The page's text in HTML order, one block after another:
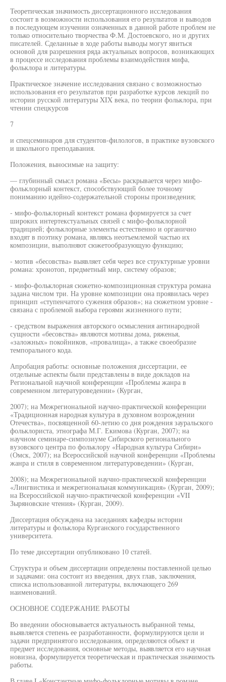
Теоретическая значимость диссертационного исследования
состоит в возможности использования его результатов и выводов
в последующем изучении означенных в данной работе проблем не
только относительно творчества Ф.М. Достоевского, но и других
писателей. Сделанные в ходе работы выводы могут явиться
основой для разрешения ряда актуальных вопросов, возникающих
в процессе исследования проблемы взаимодействия мифа,
фольклора и литературы.
Практическое значение исследования связано с возможностью
использования его результатов при разработке курсов лекций по
истории русской литературы XIX века, по теории фольклора, при
чтении спецкурсов
7
и спецсеминаров для студентов-филологов, в практике вузовского
и школьного преподавания.
Положения, выносимые на защиту:
— глубинный смысл романа «Бесы» раскрывается через мифо-
фольклорный контекст, способствующий более точному
пониманию идейно-содержательной стороны произведения;
- мифо-фольклорный контекст романа формируется за счет
широких интертекстуальных связей с мифо-фольклорной
традицией; фольклорные элементы естественно и органично
входят в поэтику романа, являясь неотъемлемой частью их
композиции, выполняют сюжетообразующую функцию;
- мотив «бесовства» выявляет себя через все структурные уровни
романа: хронотоп, предметный мир, систему образов;
- мифо-фольклорная сюжетно-композиционная структура романа
задана числом три. На уровне композиции она проявилась через
принцип «ступенчатого сужения образов»; на сюжетном уровне -
связана с проблемой выбора героями жизненного пути;
- средством выражения авторского осмысления антинародной
сущности «бесовства» являются мотивы дома, ряженья,
«заложных» покойников, «провалища», а также своеобразие
темпорального кода.
Апробация работы: основные положения диссертации, ее
отдельные аспекты были представлены в виде докладов на
Региональной научной конференции «Проблемы жанра в
современном литературоведении» (Курган,
2007); на Межрегиональной научно-практической конференции
«Традиционная народная культура в духовном возрождении
Отечества», посвященной 60-летию со дня рождения зауральского
фольклориста, этнографа М.Г. Екимова (Курган, 2007); на
научном семинаре-симпозиуме Сибирского регионального
вузовского центра по фольклору «Народная культура Сибири»
(Омск, 2007); на Всероссийской научной конференции «Проблемы
жанра и стиля в современном литературоведении» (Курган,
2008); на Межрегиональной научно-практической конференции
«Лингвистика и межрегиональная коммуникация» (Курган, 2009);
на Всероссийской научно-практической конференции «VII
Зыряновские чтения» (Курган, 2009).
Диссертация обсуждена на заседаниях кафедры истории
литературы и фольклора Курганского государственного
университета.
По теме диссертации опубликовано 10 статей.
Структура и объем диссертации определены поставленной целью
и задачами: она состоит из введения, двух глав, заключения,
списка использованной литературы, включающего 269
наименований.
ОСНОВНОЕ СОДЕРЖАНИЕ РАБОТЫ
Во введении обосновывается актуальность выбранной темы,
выявляется степень ее разработанности, формулируются цели и
задачи предпринятого исследования, определяются объект и
предмет исследования, основные методы, выявляется его научная
новизна, формулируется теоретическая и практическая значимость
работы.